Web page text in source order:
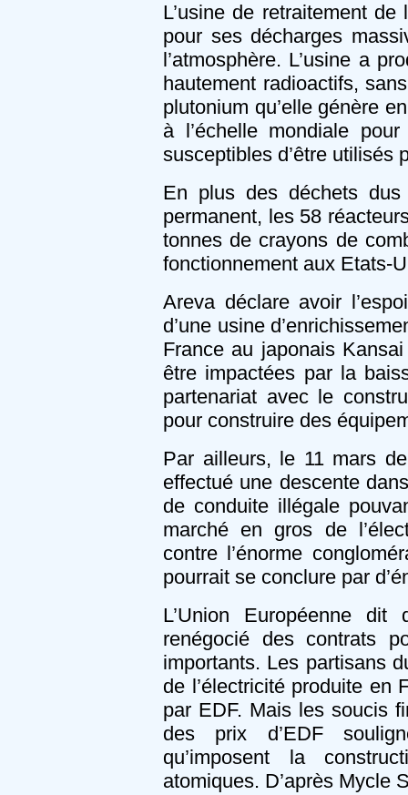
L’usine de retraitement
pour ses décharges
l’atmosphère. L’usine a
hautement radioactifs,
plutonium qu’elle génère
à l’échelle mondiale
susceptibles d’être utilisés
En plus des déchets
permanent, les 58
tonnes de crayons de
fonctionnement aux Etats-
Areva déclare avoir
d’une usine
France au japonais
être impactées par la
partenariat avec le
pour construire des
Par ailleurs, le 11 mars
effectué une descente
de conduite illégale
marché en gros de
contre l’énorme
pourrait se conclure par
L’Union Européenne
renégocié des contrats
importants. Les partisans
de l’électricité produite en
par EDF. Mais les soucis
des prix d’EDF
qu’imposent la
atomiques. D’après Mycle